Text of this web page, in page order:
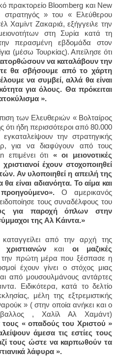
πρακτορείο Βloomberg και New
» του « Ελεύθερου
Χαμίντ Ζακαριά, εξήγγειλε την
στη Συρία κατά τη
περασμένη εβδομάδα στον
(μέσω Τουρκίας). Απείλησε ότι
να καταλάβουν την
θα σβήσουμε από το χάρτη
να συμβεί, αλλά θα είναι
για όλους. Θα πρόκειται
».
των Ελευθεριών « Βολταίρος
ότι ήδη περισσότερoι από 80.000
την στρατηγικής
για να διαφύγουν από τους
επιμένει ότι « οι μειονοτικές
χριστιανοί έχουν στοχοποιηθεί
Αν υλοποιηθεί η απειλή της
είναι αδιανόητα. Το αίμα και
Ο αμερικανός
τους συναδέλφους του
για παροχή όπλων στην
της Αλ Κάιντα.»
από την αρχή της
και οι μαζικές
την πρώτη μέρα που ξέσπασε η
έχουν γίνει ο στόχος μιας
από μουσουλμάνους αντάρτες
Ειδικότερα, κατά το δελτίο
μέλη της εξτρεμιστικής
» ( στην οποία ανήκει και ο
, Χαλίλ Αλ Χαμάντ)
« οπαδούς του Χριστού »
άμεσα τις εστίες τους
τους ώστε να καρπωθούν τα
λάφυρα ».